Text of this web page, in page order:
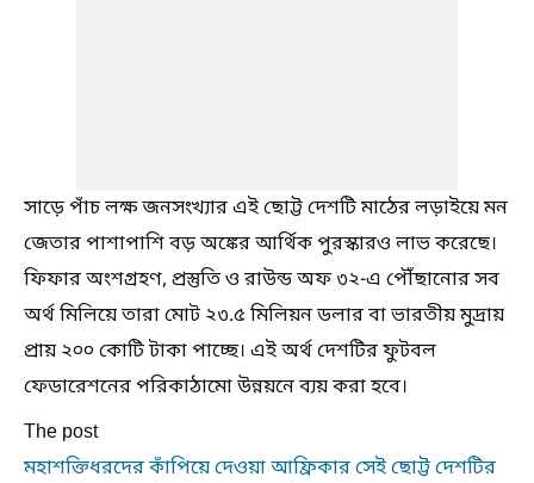
সাড়ে পাঁচ লক্ষ জনসংখ্যার এই ছোট্ট দেশটি মাঠের লড়াইয়ে মন
জেতার পাশাপাশি বড় অঙ্কের আর্থিক পুরস্কারও লাভ করেছে।
ফিফার অংশগ্রহণ, প্রস্তুতি ও রাউন্ড অফ ৩২-এ পৌঁছানোর সব
অর্থ মিলিয়ে তারা মোট ২৩.৫ মিলিয়ন ডলার বা ভারতীয় মুদ্রায়
প্রায় ২০০ কোটি টাকা পাচ্ছে। এই অর্থ দেশটির ফুটবল
ফেডারেশনের পরিকাঠামো উন্নয়নে ব্যয় করা হবে।
The post
মহাশক্তিধরদের কাঁপিয়ে দেওয়া আফ্রিকার সেই ছোট্ট দেশটির